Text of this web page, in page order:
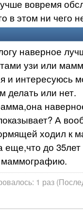
вовремя
в этом ни чего
наверное
узи или
и интересуюсь
делать или нет.
А
ходил к
до 35лет
маммографию.
1 раз